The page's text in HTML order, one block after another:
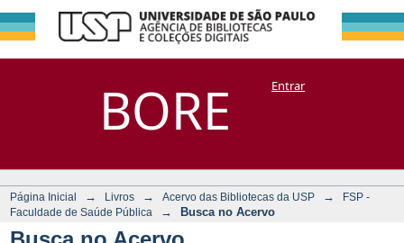
BORE
Busca no Acervo
DSpace/Manakin + CoriscoEntrar
Página Inicial → Livros → Acervo das Bibliotecas da USP →
FSP -
Faculdade de Saúde Pública
→ Busca no Acervo